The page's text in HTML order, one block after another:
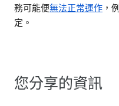
務可能便無法正常運作 ，
定。
您分享的資訊